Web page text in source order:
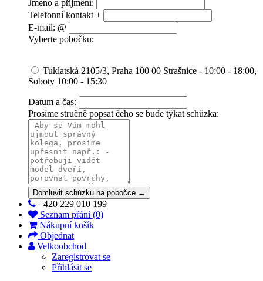
Jméno a příjmení:
Telefonní kontakt +
E-mail: @
Vyberte pobočku:
Tuklatská 2105/3, Praha 100 00 Strašnice - 10:00 - 18:00,
Soboty 10:00 - 15:30
Datum a čas:
Prosíme stručně popsat čeho se bude týkat schůzka:
Domluvit schůzku na pobočce →
+420 229 010 199
Seznam přání (0)
Nákupní košík
Objednat
Velkoobchod
Zaregistrovat se
Přihlásit se